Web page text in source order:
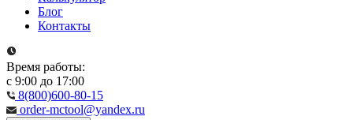
Блог
Контакты
Время работы:
с 9:00 до 17:00
8(800)600-80-15
order-mctool@yandex.ru